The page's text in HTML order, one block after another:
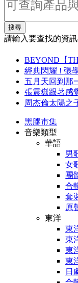
搜尋
請輸入要查找的資
BEYOND【
經典閃耀 ! 張
五月天回到那
張震嶽跟著感
周杰倫太陽之
黑膠市集
音樂類型
華語
男
女
團
合
套
原
東洋
東
東
東
東
日